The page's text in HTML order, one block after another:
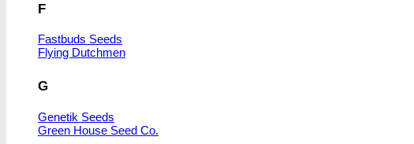
F
Fastbuds Seeds
Flying Dutchmen
G
Genetik Seeds
Green House Seed Co.